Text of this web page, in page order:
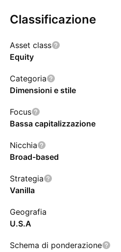
Classificazione
Asset class
Equity
Categoria
Dimensioni e stile
Focus
Bassa capitalizzazione
Nicchia
Broad-based
Strategia
Vanilla
Geografia
U.S.A
Schema di ponderazione